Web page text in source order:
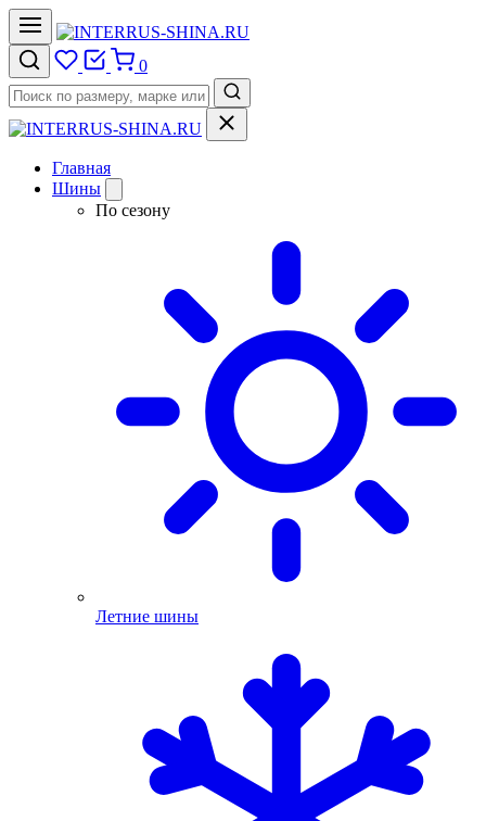
0
Главная
Шины
По сезону
Летние шины